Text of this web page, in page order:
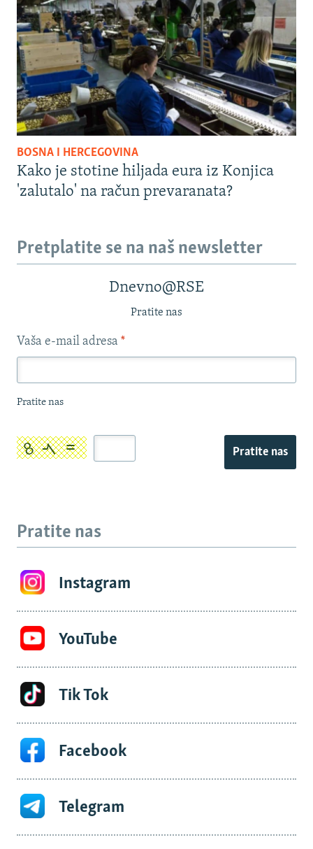
BOSNA I HERCEGOVINA
Kako je stotine hiljada eura iz Konjica
'zalutalo' na račun prevaranata?
Pretplatite se na naš newsletter
Dnevno@RSE
Pratite nas
Vaša e-mail adresa *
Pratite nas
Pratite nas
Pratite nas
Instagram
YouTube
Tik Tok
Facebook
Telegram